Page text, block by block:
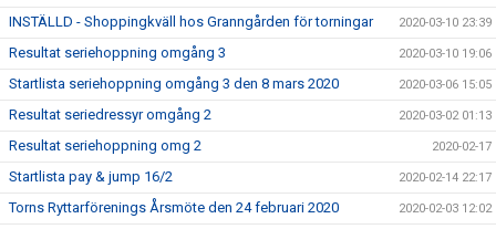
INSTÄLLD - Shoppingkväll hos Granngården för torningar 2020-03-10 23:39
Resultat seriehoppning omgång 3 2020-03-10 19:06
Startlista seriehoppning omgång 3 den 8 mars 2020 2020-03-06 15:05
Resultat seriedressyr omgång 2 2020-03-02 01:13
Resultat seriehoppning omg 2 2020-02-17
Startlista pay & jump 16/2 2020-02-14 22:17
Torns Ryttarförenings Årsmöte den 24 februari 2020 2020-02-03 12:02